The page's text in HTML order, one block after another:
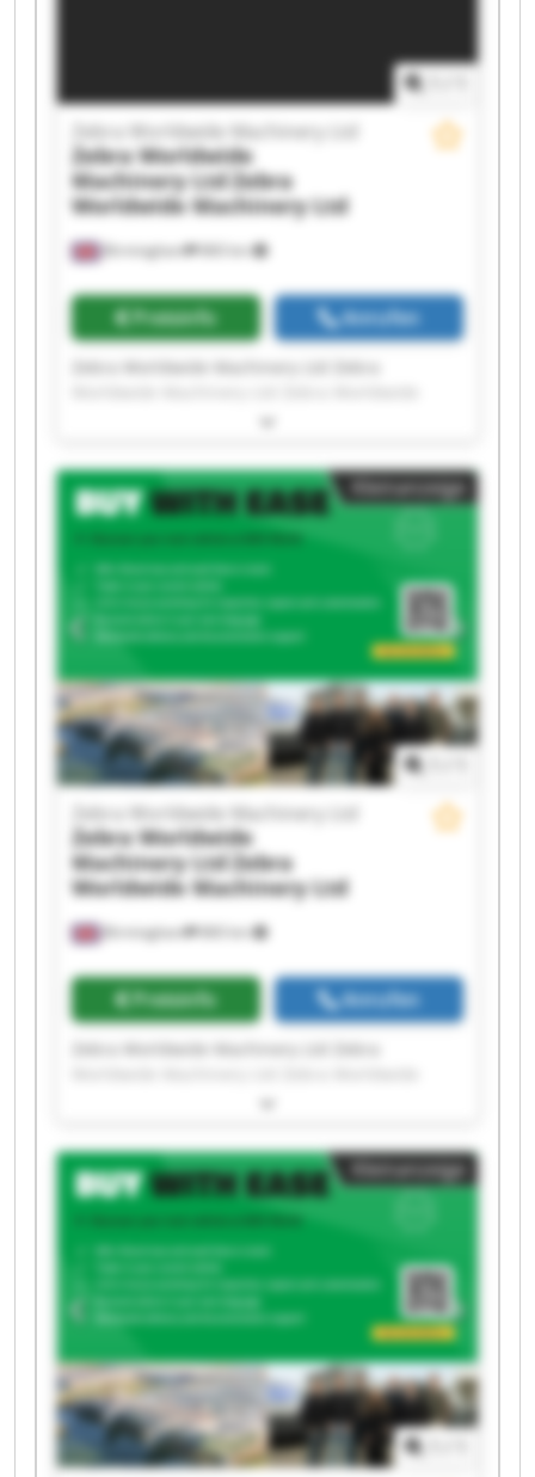
Birmingham 860 km
Zebra Worldwide Machinery Ltd
Zebra Worldwide
Machinery Ltd Zebra
Worldwide Machinery Ltd
Preisinfo Anrufen
Machinery Ltd Zebra Worldwide Machinery Ltd
Worldwide Machinery Ltd Zebra Worldwide
Machinery Ltd Zebra Worldwide Machinery Ltd
Zebra Worldwide Machinery Ltd Zebra
Worldwide Machinery Ltd Zebra Worldwide
Machinery Ltd Zebra Worldwide Machinery Ltd
Zebra Worldwide Machinery Ltd Zebra
Worldwide Machinery Ltd Zebra Worldwide
Machinery Ltd Zebra Worldwide Machinery Ltd
Zebra Worldwide Machinery Ltd Zebra
Worldwide Machinery Ltd Zebra Worldwide
Machinery Ltd Zebra Worldwide Machinery Ltd
Kleinanzeige
Birmingham 860 km
Zebra Worldwide Machinery Ltd
Zebra Worldwide
Machinery Ltd Zebra
Worldwide Machinery Ltd
Preisinfo Anrufen
Machinery Ltd Zebra Worldwide Machinery Ltd
Worldwide Machinery Ltd Zebra Worldwide
Machinery Ltd Zebra Worldwide Machinery Ltd
Zebra Worldwide Machinery Ltd Zebra
Worldwide Machinery Ltd Zebra Worldwide
Machinery Ltd Zebra Worldwide Machinery Ltd
Zebra Worldwide Machinery Ltd Zebra
Worldwide Machinery Ltd Zebra Worldwide
Machinery Ltd Zebra Worldwide Machinery Ltd
Zebra Worldwide Machinery Ltd Zebra
Worldwide Machinery Ltd Zebra Worldwide
Machinery Ltd Zebra Worldwide Machinery Ltd
Kleinanzeige